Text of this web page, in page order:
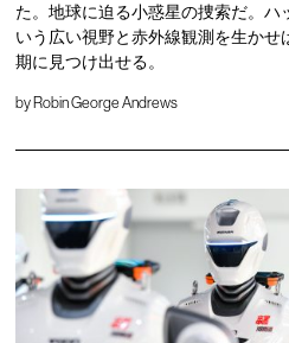
た。地球に迫る小惑星の捜索だ。ハ
いう広い視野と赤外線観測を生か
期に見つけ出せる。
by Robin George Andrews